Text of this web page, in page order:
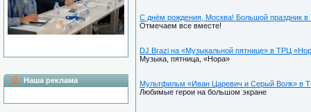
Наша реклама
С днём рождения, Москва! Большой праздник
Отмечаем все вместе!
DJ Brazi на «Музыкальной пятнице» в ТРЦ
Музыка, пятница, «Нора»
Мультфильм «Иван Царевич и Серый Волк» в
Любимые герои на большом экране